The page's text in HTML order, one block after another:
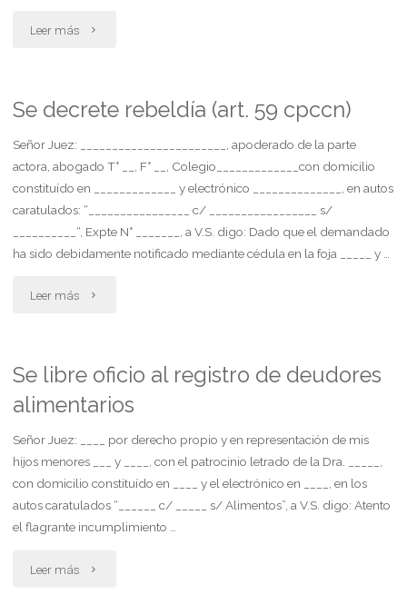
Leer más "Se
cédula
responsabilidad
de
la
Se decrete rebeldía (art. 59 cpccn)
Señor Juez: _______________________, apoderado de la parte
actora, abogado T° __, F° __, Colegio_____________con domicilio
constituído en _____________ y electrónico ______________, en autos
caratulados: “________________ c/ _________________ s/
__________“, Expte N° _______, a V.S. digo: Dado que el demandado
ha sido debidamente notificado mediante cédula en la foja _____ y …
Leer más "Se
rebeldía
(art.
Se libre oficio al registro de deudores
alimentarios
Señor Juez: ____ por derecho propio y en representación de mis
hijos menores ___ y ____, con el patrocinio letrado de la Dra. _____,
con domicilio constituído en ____ y el electrónico en ____, en los
autos caratulados “______ c/ _____ s/ Alimentos”, a V.S. digo: Atento
el flagrante incumplimiento …
Leer más "Se